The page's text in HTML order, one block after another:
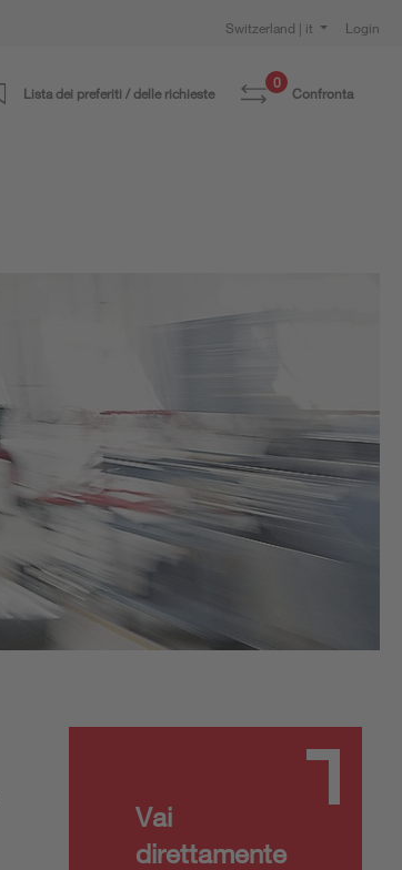
Switzerland | it Login
Lista dei preferiti / delle richieste
0
Confronta
Vai
direttamente